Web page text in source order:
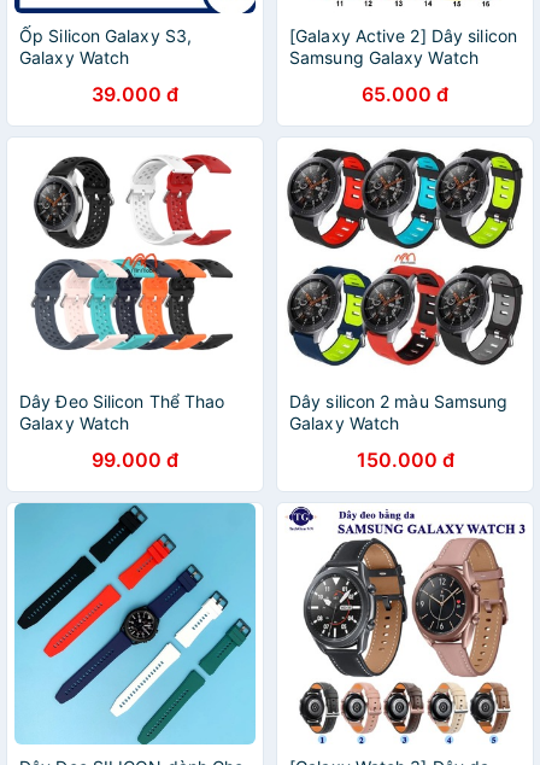
Ốp Silicon Galaxy S3,
Galaxy Watch
39.000 đ
[Galaxy Active 2] Dây silicon
Samsung Galaxy Watch
65.000 đ
Dây Đeo Silicon Thể Thao
Galaxy Watch
99.000 đ
Dây silicon 2 màu Samsung
Galaxy Watch
150.000 đ